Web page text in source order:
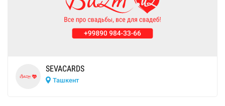
SEVACARDS
Ташкент